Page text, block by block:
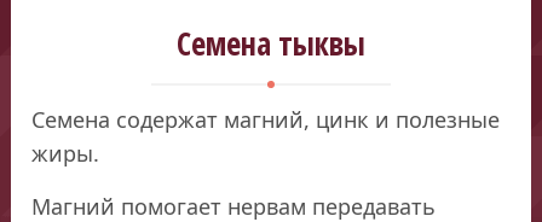
Семена тыквы
Семена содержат магний, цинк и полезные
жиры.
Магний помогает нервам передавать